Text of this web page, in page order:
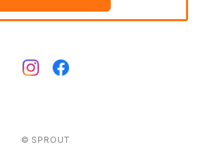
© SPROUT